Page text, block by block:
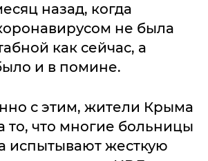
назад, когда
не была
как сейчас, а
и в помине.
с этим, жители Крыма
то, что многие больницы
испытывают жесткую